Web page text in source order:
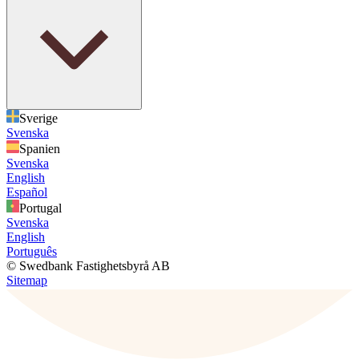
Sverige
Svenska
Spanien
Svenska
English
Español
Portugal
Svenska
English
Português
© Swedbank Fastighetsbyrå AB
Sitemap